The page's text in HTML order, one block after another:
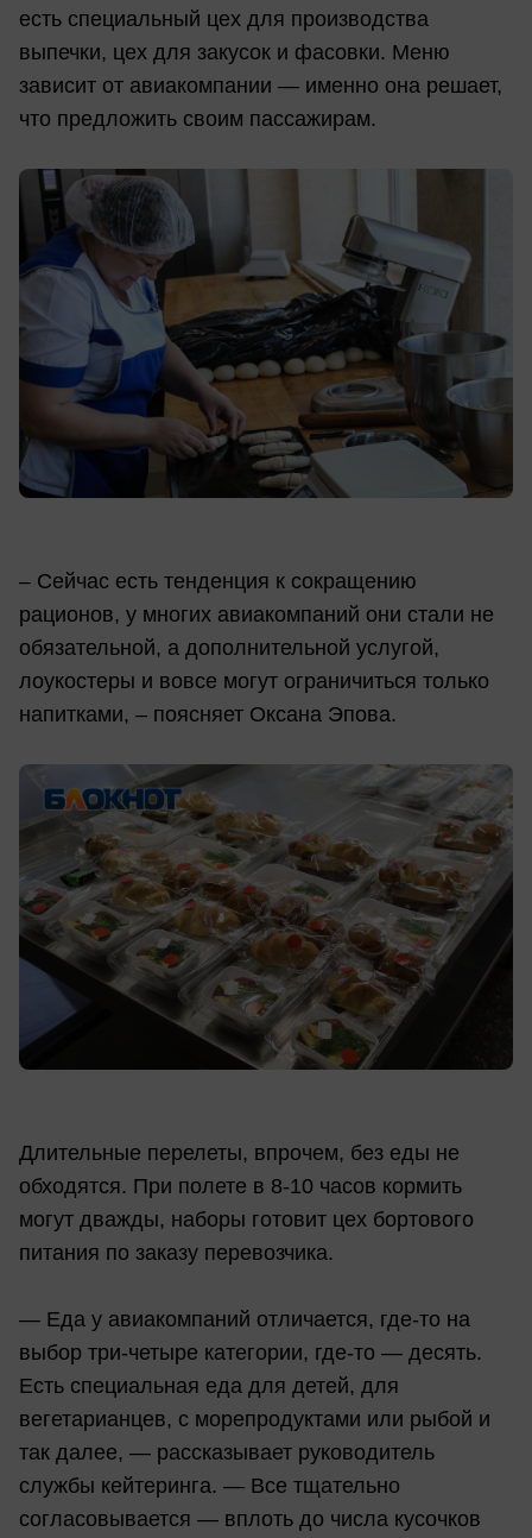
есть специальный цех для производства
выпечки, цех для закусок и фасовки. Меню
зависит от авиакомпании — именно она решает,
что предложить своим пассажирам.
– Сейчас есть тенденция к сокращению
рационов, у многих авиакомпаний они стали не
обязательной, а дополнительной услугой,
лоукостеры и вовсе могут ограничиться только
напитками, – поясняет Оксана Эпова.
Длительные перелеты, впрочем, без еды не
обходятся. При полете в 8-10 часов кормить
могут дважды, наборы готовит цех бортового
питания по заказу перевозчика.
— Еда у авиакомпаний отличается, где-то на
выбор три-четыре категории, где-то — десять.
Есть специальная еда для детей, для
вегетарианцев, с морепродуктами или рыбой и
так далее, — рассказывает руководитель
службы кейтеринга. — Все тщательно
согласовывается — вплоть до числа кусочков